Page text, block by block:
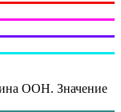
ООН. Значение